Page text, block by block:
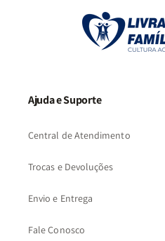
Ajuda e Suporte
Central de Atendimento
Trocas e Devoluções
Envio e Entrega
Fale Conosco